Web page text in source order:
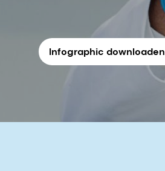
Infographic downloaden